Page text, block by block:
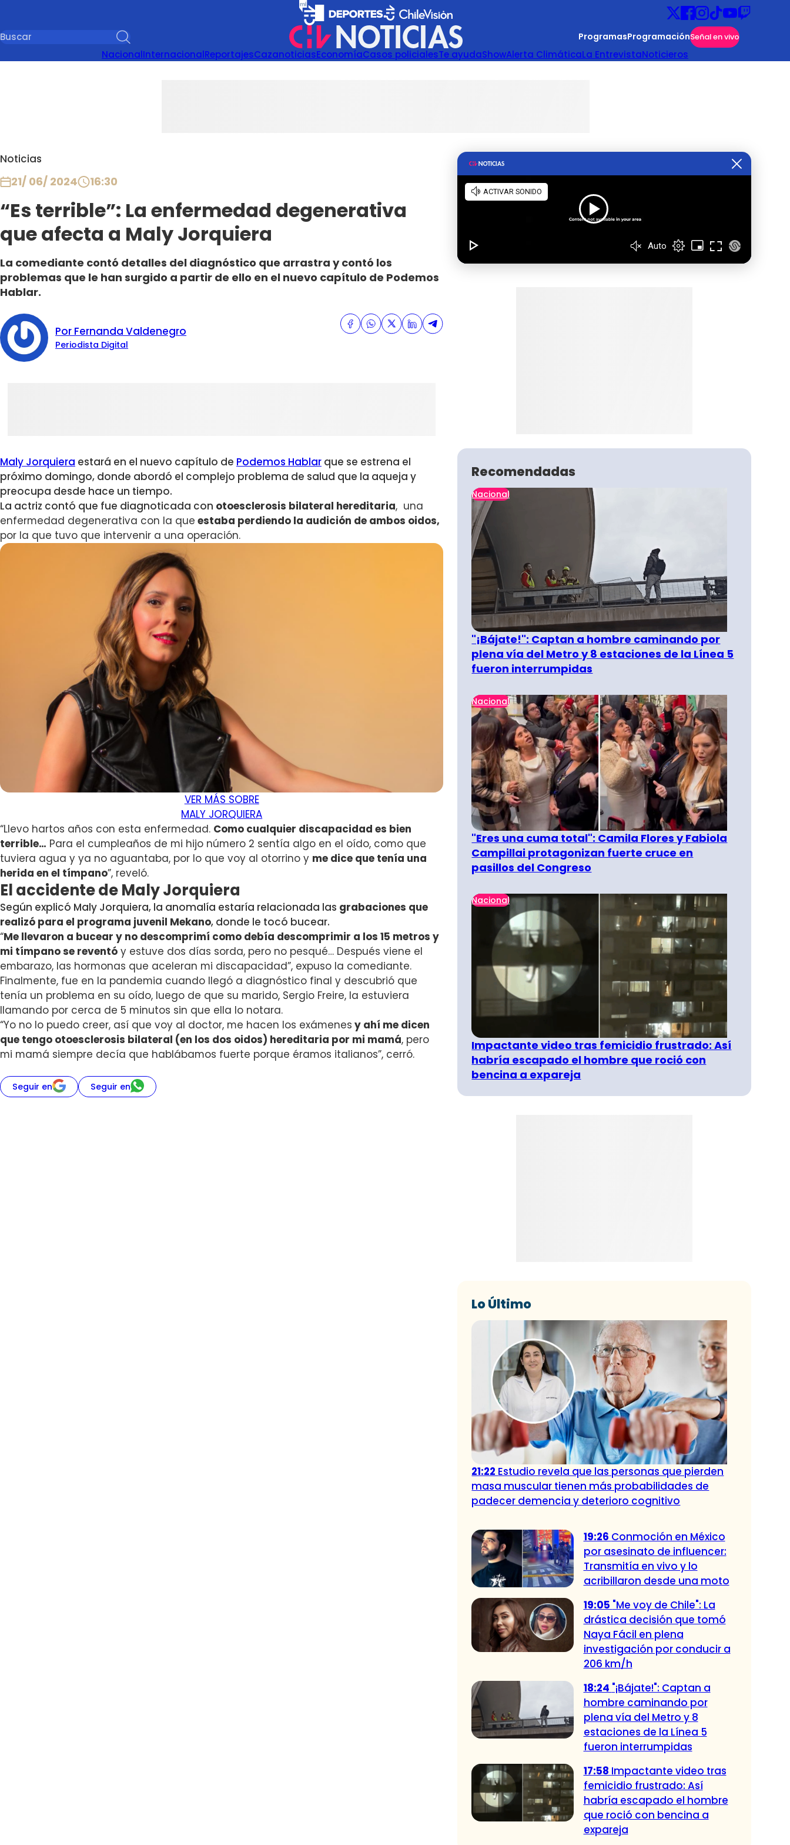
ProgramasProgramaciónSeñal en vivo
NacionalInternacionalReportajesCazanoticiasEconomíaCasos policialesTe ayudaShowAlerta ClimáticaLa EntrevistaNoticieros
Noticias
21/ 06/ 2024 16:30
“Es terrible”: La enfermedad degenerativa
que afecta a Maly Jorquiera
La comediante contó detalles del diagnóstico que arrastra y contó los
problemas que le han surgido a partir de ello en el nuevo capítulo de Podemos
Hablar.
Por Fernanda Valdenegro
Periodista Digital
Maly Jorquiera estará en el nuevo capítulo de Podemos Hablar que se estrena el
próximo domingo, donde abordó el complejo problema de salud que la aqueja y
preocupa desde hace un tiempo.
La actriz contó que fue diagnoticada con otoesclerosis bilateral hereditaria, una
enfermedad degenerativa con la que estaba perdiendo la audición de ambos oidos,
por la que tuvo que intervenir a una operación.
VER MÁS SOBRE
MALY JORQUIERA
“Llevo hartos años con esta enfermedad. Como cualquier discapacidad es bien
terrible… Para el cumpleaños de mi hijo número 2 sentía algo en el oído, como que
tuviera agua y ya no aguantaba, por lo que voy al otorrino y me dice que tenía una
herida en el tímpano”, reveló.
El accidente de Maly Jorquiera
Según explicó Maly Jorquiera, la anomalía estaría relacionada las grabaciones que
realizó para el programa juvenil Mekano, donde le tocó bucear.
“Me llevaron a bucear y no descomprimí como debía descomprimir a los 15 metros y
mi tímpano se reventó y estuve dos días sorda, pero no pesqué… Después viene el
embarazo, las hormonas que aceleran mi discapacidad”, expuso la comediante.
Finalmente, fue en la pandemia cuando llegó a diagnóstico final y descubrió que
tenía un problema en su oído, luego de que su marido, Sergio Freire, la estuviera
llamando por cerca de 5 minutos sin que ella lo notara.
“Yo no lo puedo creer, así que voy al doctor, me hacen los exámenes y ahí me dicen
que tengo otoesclerosis bilateral (en los dos oidos) hereditaria por mi mamá, pero
mi mamá siempre decía que hablábamos fuerte porque éramos italianos”, cerró.
Seguir en Seguir en
Recomendadas
Nacional
"¡Bájate!": Captan a hombre caminando por
plena vía del Metro y 8 estaciones de la Línea 5
fueron interrumpidas
Nacional
"Eres una cuma total": Camila Flores y Fabiola
Campillai protagonizan fuerte cruce en
pasillos del Congreso
Nacional
Impactante video tras femicidio frustrado: Así
habría escapado el hombre que roció con
bencina a expareja
Lo Último
21:22 Estudio revela que las personas que pierden
masa muscular tienen más probabilidades de
padecer demencia y deterioro cognitivo
19:26 Conmoción en México
por asesinato de influencer:
Transmitía en vivo y lo
acribillaron desde una moto
19:05 "Me voy de Chile": La
drástica decisión que tomó
Naya Fácil en plena
investigación por conducir a
206 km/h
18:24 "¡Bájate!": Captan a
hombre caminando por
plena vía del Metro y 8
estaciones de la Línea 5
fueron interrumpidas
17:58 Impactante video tras
femicidio frustrado: Así
habría escapado el hombre
que roció con bencina a
expareja